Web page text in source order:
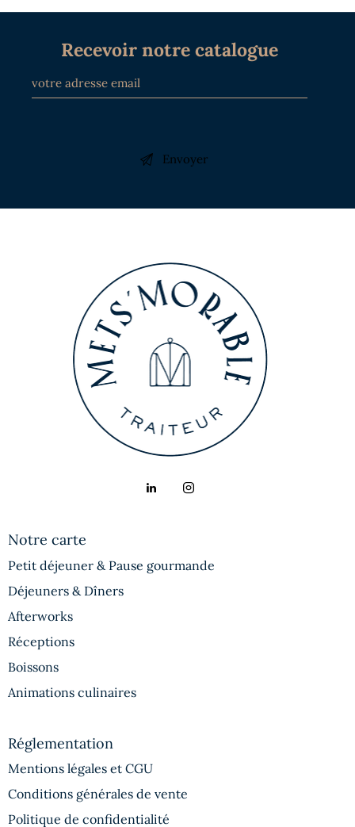
Recevoir notre catalogue
Notre carte
Petit déjeuner & Pause gourmande
Déjeuners & Dîners
Afterworks
Réceptions
Boissons
Animations culinaires
Réglementation
Mentions légales et CGU
Conditions générales de vente
Politique de confidentialité